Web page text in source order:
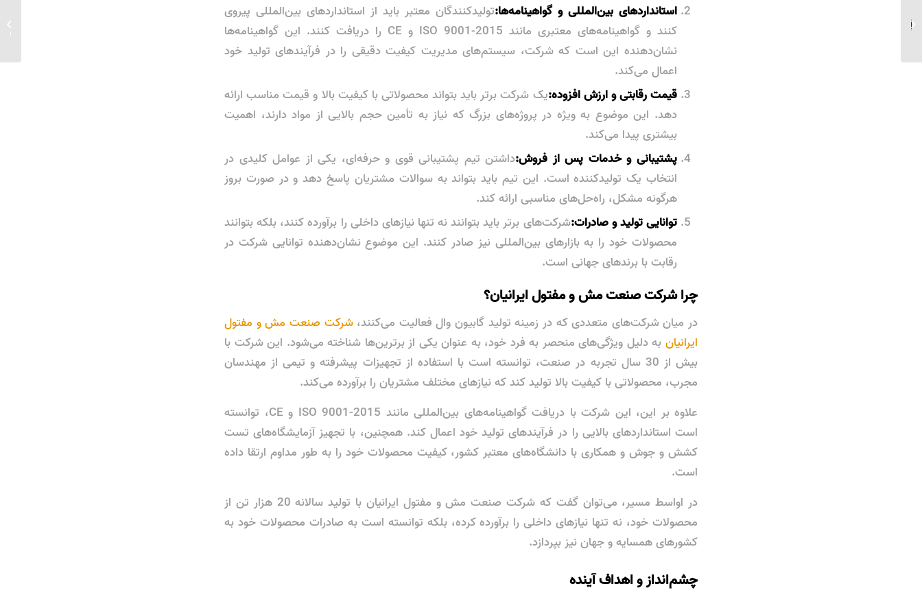
استانداردهای بین‌المللی و گواهینامه‌ها:تولیدکنندگان معتبر باید از استانداردهای بین‌المللی پیروی
کنند و گواهینامه‌های معتبری مانند ISO 9001-2015 و CE را دریافت کنند. این گواهینامه‌ها
نشان‌دهنده این است که شرکت، سیستم‌های مدیریت کیفیت دقیقی را در فرآیندهای تولید خود
اعمال می‌کند.
قیمت رقابتی و ارزش افزوده:یک شرکت برتر باید بتواند محصولاتی با کیفیت بالا و قیمت مناسب ارائه
دهد. این موضوع به ویژه در پروژه‌های بزرگ که نیاز به تأمین حجم بالایی از مواد دارند، اهمیت
بیشتری پیدا می‌کند.
پشتیبانی و خدمات پس از فروش:داشتن تیم پشتیبانی قوی و حرفه‌ای، یکی از عوامل کلیدی در
انتخاب یک تولیدکننده است. این تیم باید بتواند به سوالات مشتریان پاسخ دهد و در صورت بروز
هرگونه مشکل، راه‌حل‌های مناسبی ارائه کند.
توانایی تولید و صادرات:شرکت‌های برتر باید بتوانند نه تنها نیازهای داخلی را برآورده کنند، بلکه بتوانند
محصولات خود را به بازارهای بین‌المللی نیز صادر کنند. این موضوع نشان‌دهنده توانایی شرکت در
رقابت با برندهای جهانی است.
چرا شرکت صنعت مش و مفتول ایرانیان؟
در میان شرکت‌های متعددی که در زمینه تولید گابیون وال فعالیت می‌کنند،شرکت صنعت مش و مفتول
ایرانیان به دلیل ویژگی‌های منحصر به فرد خود، به عنوان یکی از برترین‌ها شناخته می‌شود. این شرکت با
بیش از 30 سال تجربه در صنعت، توانسته است با استفاده از تجهیزات پیشرفته و تیمی از مهندسان
مجرب، محصولاتی با کیفیت بالا تولید کند که نیازهای مختلف مشتریان را برآورده می‌کند.
علاوه بر این، این شرکت با دریافت گواهینامه‌های بین‌المللی مانند ISO 9001-2015 و CE، توانسته
است استانداردهای بالایی را در فرآیندهای تولید خود اعمال کند. همچنین، با تجهیز آزمایشگاه‌های تست
کشش و جوش و همکاری با دانشگاه‌های معتبر کشور، کیفیت محصولات خود را به طور مداوم ارتقا داده
است.
در اواسط مسیر، می‌توان گفت که شرکت صنعت مش و مفتول ایرانیان با تولید سالانه 20 هزار تن از
محصولات خود، نه تنها نیازهای داخلی را برآورده کرده، بلکه توانسته است به صادرات محصولات خود به
کشورهای همسایه و جهان نیز بپردازد.
چشم‌انداز و اهداف آینده